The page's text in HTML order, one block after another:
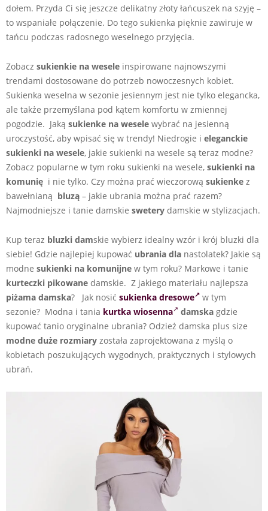
dołem. Przyda Ci się jeszcze delikatny złoty łańcuszek na szyję –
to wspaniałe połączenie. Do tego sukienka pięknie zawiruje w
tańcu podczas radosnego weselnego przyjęcia.
Zobacz sukienkie na wesele inspirowane najnowszymi
trendami dostosowane do potrzeb nowoczesnych kobiet.
Sukienka weselna w sezonie jesiennym jest nie tylko elegancka,
ale także przemyślana pod kątem komfortu w zmiennej
pogodzie. Jaką sukienke na wesele wybrać na jesienną
uroczystość, aby wpisać się w trendy! Niedrogie i eleganckie
sukienki na wesele, jakie sukienki na wesele są teraz modne?
Zobacz popularne w tym roku sukienki na wesele, sukienki na
komunię i nie tylko. Czy można prać wieczorową sukienke z
bawełnianą bluzą – jakie ubrania można prać razem?
Najmodniejsze i tanie damskie swetery damskie w stylizacjach.
Kup teraz bluzki damskie wybierz idealny wzór i krój bluzki dla
siebie! Gdzie najlepiej kupować ubrania dla nastolatek? Jakie są
modne sukienki na komunijne w tym roku? Markowe i tanie
kurteczki pikowane damskie. Z jakiego materiału najlepsza
piżama damska? Jak nosić sukienka dresowe
w tym
sezonie? Modna i tania kurtka wiosenna damska gdzie
kupować tanio oryginalne ubrania? Odzież damska plus size
modne duże rozmiary została zaprojektowana z myślą o
kobietach poszukujących wygodnych, praktycznych i stylowych
ubrań.